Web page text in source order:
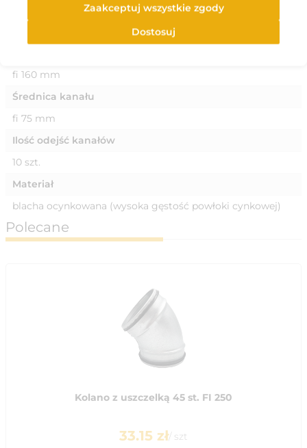
Specyfikacja
fi 160 mm
Średnica kanału
fi 75 mm
Ilość odejść kanałów
10 szt.
Materiał
blacha ocynkowana (wysoka gęstość powłoki cynkowej)
Polecane
Kolano z uszczelką 45 st. FI 250
33.15 zł/ szt
Zaakceptuj wszystkie zgody
Dostosuj